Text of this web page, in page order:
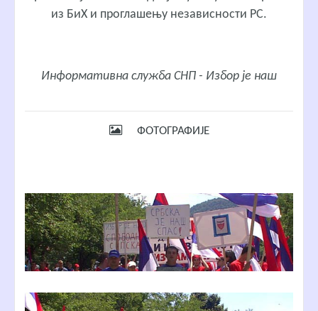
из БиХ и проглашењу независности РС.
Информативна служба СНП - Избор је наш
ФОТОГРАФИЈЕ